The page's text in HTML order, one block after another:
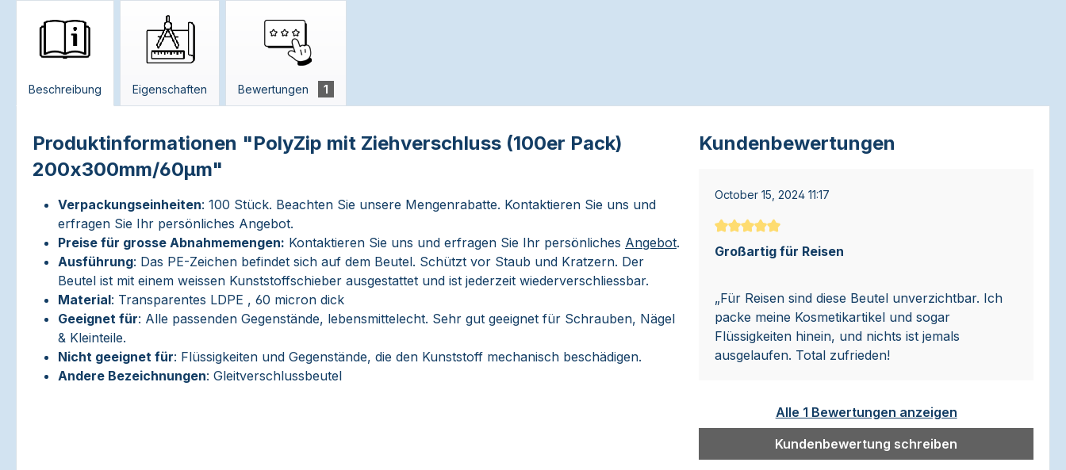
Beschreibung Eigenschaften Bewertungen 1
Produktinformationen "PolyZip mit Ziehverschluss (100er Pack)
200x300mm/60µm"
Verpackungseinheiten: 100 Stück. Beachten Sie unsere Mengenrabatte. Kontaktieren Sie uns und
erfragen Sie Ihr persönliches Angebot.
Preise für grosse Abnahmemengen: Kontaktieren Sie uns und erfragen Sie Ihr persönliches Angebot.
Ausführung: Das PE-Zeichen befindet sich auf dem Beutel. Schützt vor Staub und Kratzern. Der
Beutel ist mit einem weissen Kunststoffschieber ausgestattet und ist jederzeit wiederverschliessbar.
Material: Transparentes LDPE , 60 micron dick
Geeignet für: Alle passenden Gegenstände, lebensmittelecht. Sehr gut geeignet für Schrauben, Nägel
& Kleinteile.
Nicht geeignet für: Flüssigkeiten und Gegenstände, die den Kunststoff mechanisch beschädigen.
Andere Bezeichnungen: Gleitverschlussbeutel
Kundenbewertungen
October 15, 2024 11:17
Durchschnittliche Bewertung von 5 von 5 Sternen
Großartig für Reisen
„Für Reisen sind diese Beutel unverzichtbar. Ich
packe meine Kosmetikartikel und sogar
Flüssigkeiten hinein, und nichts ist jemals
ausgelaufen. Total zufrieden!
Alle 1 Bewertungen anzeigen
Kundenbewertung schreiben